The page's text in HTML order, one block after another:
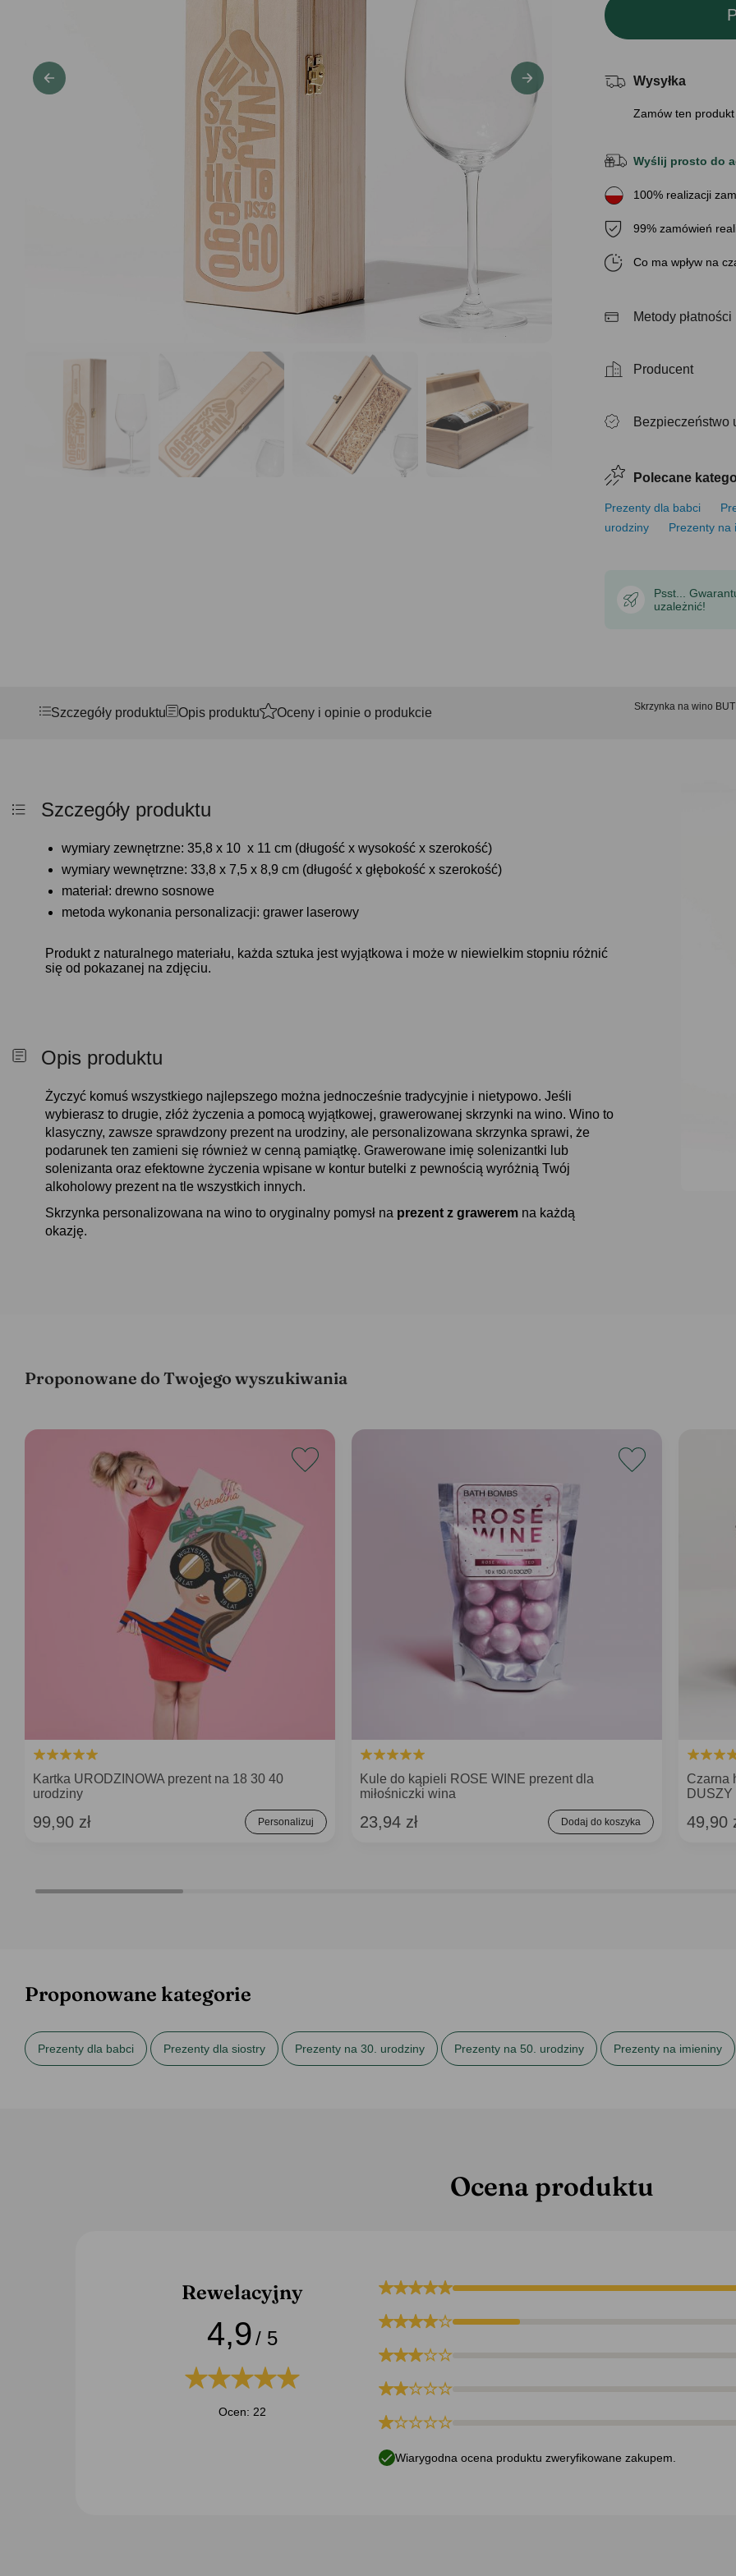
Wysyłka
Zamów ten
Wyślij prosto do
100% realizacji
99% zamówień
Co ma wpływ na
Metody płatności
Producent
Bezpieczeństwo
Polecane
Prezenty dla babci
urodziny
Prezenty na
Psst...
uzależnić!
Szczegóły produktu Opis produktu Oceny i opinie o produkcie Skrzynka na wino
Szczegóły produktu
wymiary zewnętrzne: 35,8 x 10 x 11 cm (długość x wysokość x szerokość)
wymiary wewnętrzne: 33,8 x 7,5 x 8,9 cm (długość x głębokość x szerokość)
materiał: drewno sosnowe
metoda wykonania personalizacji: grawer laserowy
Produkt z naturalnego materiału, każda sztuka jest wyjątkowa i może w niewielkim stopniu różnić
się od pokazanej na zdjęciu.
Opis produktu
Życzyć komuś wszystkiego najlepszego można jednocześnie tradycyjnie i nietypowo. Jeśli
wybierasz to drugie, złóż życzenia a pomocą wyjątkowej, grawerowanej skrzynki na wino. Wino to
klasyczny, zawsze sprawdzony prezent na urodziny, ale personalizowana skrzynka sprawi, że
podarunek ten zamieni się również w cenną pamiątkę. Grawerowane imię solenizantki lub
solenizanta oraz efektowne życzenia wpisane w kontur butelki z pewnością wyróżnią Twój
alkoholowy prezent na tle wszystkich innych.
Skrzynka personalizowana na wino to oryginalny pomysł na prezent z grawerem na każdą
okazję.
Proponowane do Twojego wyszukiwania
Kartka URODZINOWA prezent na 18 30 40
urodziny
99,90 zł Personalizuj
Kule do kąpieli ROSE WINE prezent dla
miłośniczki wina
23,94 zł Dodaj do koszyka
Czarna
DUSZY
49,90
Proponowane kategorie
Prezenty dla babci Prezenty dla siostry Prezenty na 30. urodziny Prezenty na 50. urodziny Prezenty na imieniny
Ocena produktu
Rewelacyjny
4,9/ 5
Ocen: 22
Wiarygodna ocena produktu zweryfikowane zakupem.